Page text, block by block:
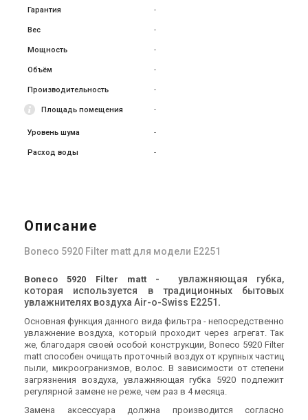
Гарантия -
Вес -
Мощность -
Объём -
Производительность -
Площадь помещения -
Уровень шума -
Расход воды -
Описание
Boneco 5920 Filter matt для модели E2251
Boneco 5920 Filter matt -
увлажняющая губка,
которая используется в традиционных бытовых
увлажнителях воздуха Air-o-Swiss E2251 .
Основная функция данного вида фильтра - непосредственно
увлажнение воздуха, который проходит через агрегат. Так
же, благодаря своей особой конструкции, Boneco 5920 Filter
matt способен очищать проточный воздух от крупных частиц
пыли, микроогранизмов, волос. В зависимости от степени
загрязнения воздуха, увлажняющая губка 5920 подлежит
регулярной замене не реже, чем раз в 4 месяца.
Замена аксессуара должна производится согласно